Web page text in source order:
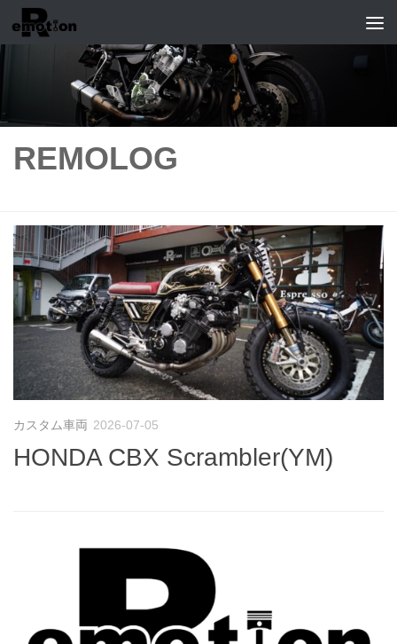
コンテンツへスキップ
REMOLOG
カスタム車両 2026-07-05
HONDA CBX Scrambler(YM)